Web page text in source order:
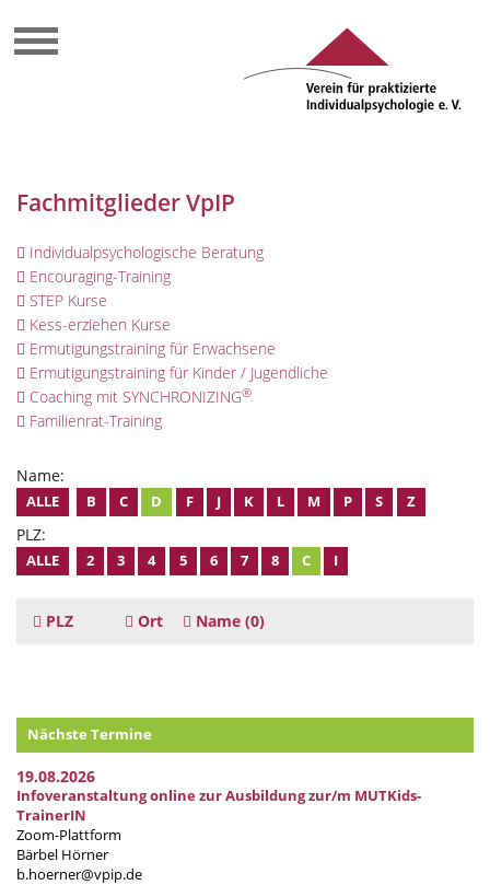
Fachmitglieder VpIP
Individualpsychologische Beratung
Encouraging-Training
STEP Kurse
Kess-erziehen Kurse
Ermutigungstraining für Erwachsene
Ermutigungstraining für Kinder / Jugendliche
Coaching mit SYNCHRONIZING®
Familienrat-Training
Name:
ALLE B C D F J K L M P S Z
PLZ:
ALLE 2 3 4 5 6 7 8 C I
PLZ Ort Name (0)
Nächste Termine
19.08.2026
Infoveranstaltung online zur Ausbildung zur/m MUTKids-
TrainerIN
Zoom-Plattform
Bärbel Hörner
b.hoerner@vpip.de